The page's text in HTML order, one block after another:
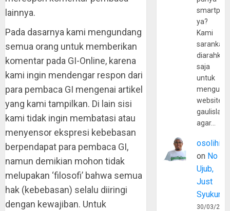
lainnya.
Pada dasarnya kami mengundang
semua orang untuk memberikan
komentar pada GI-Online, karena
kami ingin mendengar respon dari
para pembaca GI mengenai artikel
yang kami tampilkan. Di lain sisi
kami tidak ingin membatasi atau
menyensor ekspresi kebebasan
berpendapat para pembaca GI,
namun demikian mohon tidak
melupakan ‘filosofi’ bahwa semua
hak (kebebasan) selalu diiringi
dengan kewajiban. Untuk
ya?
Kami
sarankan,
diarahkan
saja
untuk
website
agar…
osolihin
on No
Ujub,
Just
Syukur
30/03/